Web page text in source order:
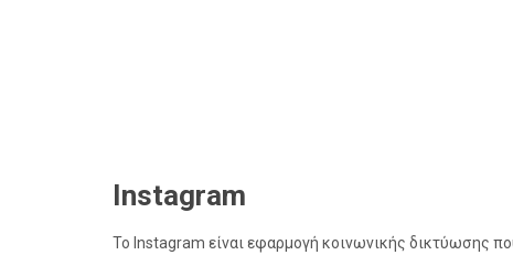
Instagram
Το Instagram είναι εφαρμογή κοινωνικής δικτύωσης